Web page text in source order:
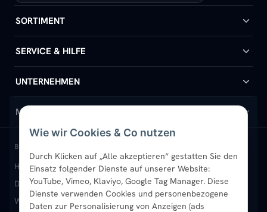
Wie wir Cookies & Co nutzen
Durch Klicken auf „Alle akzeptieren“ gestatten Sie den
Einsatz folgender Dienste auf unserer Website:
YouTube, Vimeo, Klaviyo, Google Tag Manager. Diese
Dienste verwenden Cookies und personenbezogene
Daten zur Personalisierung von Anzeigen (ads
SORTIMENT
Badheizkörper
Handtuchheizkörper
Design-Heizkörper
Paneelheizkörper
Vertikal-Heizkörper
Heizkörper-Zubehör
SERVICE & HILFE
Hilfe & Kontakt
Versand & Lieferung
Rückgabe & Widerruf
Garantie & Gewährleistung
Montageservice vor Ort
UNTERNEHMEN
Wir über uns
Standort & Abholung Jüchen
B2B-Kunden
Karriere
MEIN KONTO
Anmelden / Mein Konto
Merkliste
Newsletter
BELIEBTE KATEGORIEN
Heizkörper kaufenBadheizkörperHandtuchheizkörper
Design-HeizkörperPaneelheizkörperVertikal-Heizkörper
Wandheizkörper Wohnraum-Heizkörper Badheizkörper Schwarz